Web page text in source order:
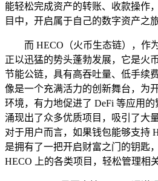
能轻松完成资产的转账、收款操作
目中，开启属于自己的数字资产之旅
而 HECO（火币生态链），作
正以迅猛的势头蓬勃发展，它是火
节能公链，具有高吞吐量、低手续
像是一个充满活力的创新舞台，为
环境，有力地促进了 DeFi 等应用
涌现出了众多优质项目，吸引了大
对于用户而言，如果钱包能够支持
是拥有了一把开启财富之门的钥匙
HECO 上的各类项目，轻松管理相